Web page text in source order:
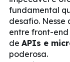
fundamental
desafio.
entre front-
de APIs e
poderosa.